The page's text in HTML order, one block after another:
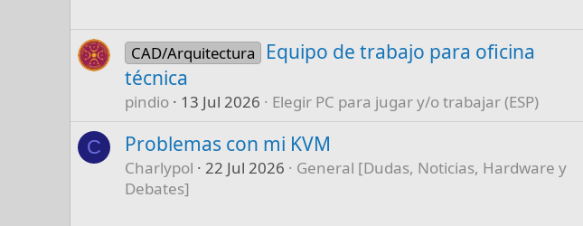
CAD/Arquitectura
Equipo de trabajo para oficina
técnica
pindio 13 Jul 2026 Elegir PC para jugar y/o trabajar (ESP)
C Problemas con mi KVM
Charlypol 22 Jul 2026
General [Dudas, Noticias, Hardware y
Debates]